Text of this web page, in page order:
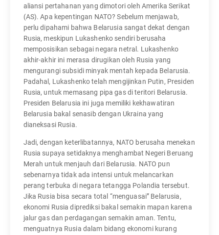
aliansi pertahanan yang dimotori oleh Amerika Serikat
(AS). Apa kepentingan NATO? Sebelum menjawab,
perlu dipahami bahwa Belarusia sangat dekat dengan
Rusia, meskipun Lukashenko sendiri berusaha
memposisikan sebagai negara netral. Lukashenko
akhir-akhir ini merasa dirugikan oleh Rusia yang
mengurangi subsidi minyak mentah kepada Belarusia.
Padahal, Lukashenko telah mengijinkan Putin, Presiden
Rusia, untuk memasang pipa gas di teritori Belarusia.
Presiden Belarusia ini juga memiliki kekhawatiran
Belarusia bakal senasib dengan Ukraina yang
dianeksasi Rusia.
Jadi, dengan keterlibatannya, NATO berusaha menekan
Rusia supaya setidaknya menghambat Negeri Beruang
Merah untuk menjauh dari Belarusia. NATO pun
sebenarnya tidak ada intensi untuk melancarkan
perang terbuka di negara tetangga Polandia tersebut.
Jika Rusia bisa secara total “menguasai” Belarusia,
ekonomi Rusia diprediksi bakal semakin mapan karena
jalur gas dan perdagangan semakin aman. Tentu,
menguatnya Rusia dalam bidang ekonomi kurang